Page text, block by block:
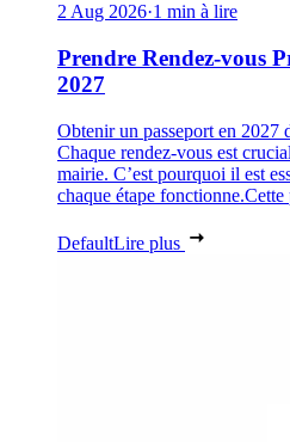
2 Aug 2026·1 min à lire
Prendre Rendez-vous
2027
Obtenir un passeport en 2027
Chaque rendez-vous est
mairie. C’est pourquoi il est
chaque étape
DefaultLire plus